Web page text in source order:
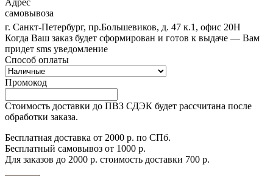
Адрес
самовывоза
г. Санкт-Петербург, пр.Большевиков, д. 47 к.1, офис 20Н
Когда Ваш заказ будет сформирован и готов к выдаче — Вам
придет sms уведомление
Способ оплаты
Промокод
Стоимость доставки до ПВЗ СДЭК будет рассчитана после
обработки заказа.
Бесплатная доставка от 2000 р. по СПб.
Бесплатный самовывоз от 1000 р.
Для заказов до 2000 р. стоимость доставки 700 р.